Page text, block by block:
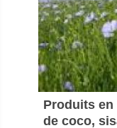
Produits
de coco,